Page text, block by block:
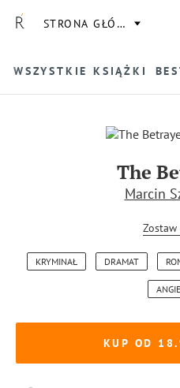
STRONA GŁÓWNA
WSZYSTKIE KSIĄŻKI
The
Marcin
KRYMINAŁ DRAMAT
KUP OD